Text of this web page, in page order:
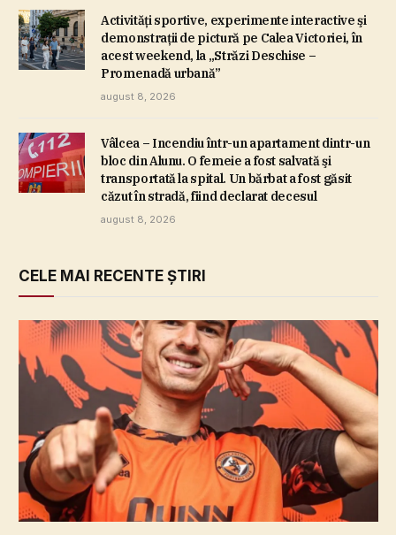
Activităţi sportive, experimente interactive şi
demonstraţii de pictură pe Calea Victoriei, în
acest weekend, la „Străzi Deschise –
Promenadă urbană”
august 8, 2026
Vâlcea – Incendiu într-un apartament dintr-un
bloc din Alunu. O femeie a fost salvată şi
transportată la spital. Un bărbat a fost găsit
căzut în stradă, fiind declarat decesul
august 8, 2026
CELE MAI RECENTE ȘTIRI